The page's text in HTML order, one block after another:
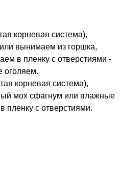
корневая система),
вынимаем из горшка,
в пленку с отверстиями -
оголяем.
корневая система),
мох сфагнум или влажные
пленку с отверстиями.